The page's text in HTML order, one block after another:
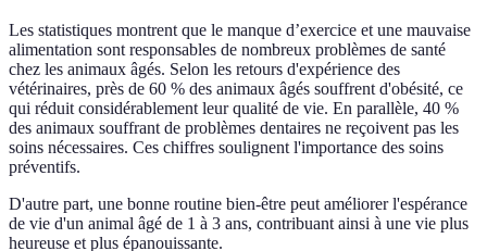
Les statistiques montrent que le manque d’exercice et une mauvaise
alimentation sont responsables de nombreux problèmes de santé
chez les animaux âgés. Selon les retours d'expérience des
vétérinaires, près de 60 % des animaux âgés souffrent d'obésité, ce
qui réduit considérablement leur qualité de vie. En parallèle, 40 %
des animaux souffrant de problèmes dentaires ne reçoivent pas les
soins nécessaires. Ces chiffres soulignent l'importance des soins
préventifs.
D'autre part, une bonne routine bien-être peut améliorer l'espérance
de vie d'un animal âgé de 1 à 3 ans, contribuant ainsi à une vie plus
heureuse et plus épanouissante.